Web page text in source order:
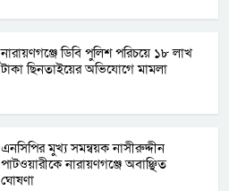
নারায়ণগঞ্জে ডিবি পুলিশ পরিচয়ে ১৮ লাখ
টাকা ছিনতাইয়ের অভিযোগে মামলা
এনসিপির মুখ্য সমন্বয়ক নাসীরুদ্দীন
পাটওয়ারীকে নারায়ণগঞ্জে অবাঞ্ছিত
ঘোষণা